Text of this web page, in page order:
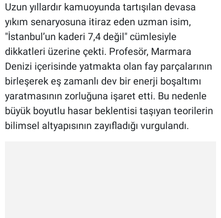
Uzun yıllardır kamuoyunda tartışılan devasa
yıkım senaryosuna itiraz eden uzman isim,
"İstanbul’un kaderi 7,4 değil" cümlesiyle
dikkatleri üzerine çekti. Profesör, Marmara
Denizi içerisinde yatmakta olan fay parçalarının
birleşerek eş zamanlı dev bir enerji boşaltımı
yaratmasının zorluğuna işaret etti. Bu nedenle
büyük boyutlu hasar beklentisi taşıyan teorilerin
bilimsel altyapısının zayıfladığı vurgulandı.